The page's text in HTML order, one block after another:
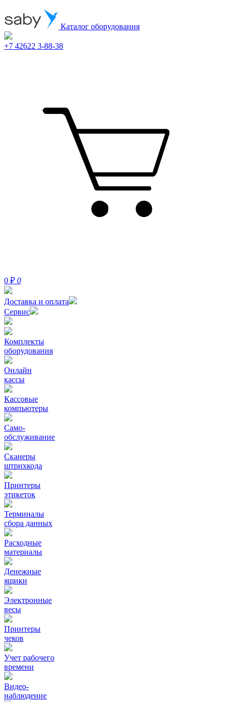
Каталог оборудования
+7 42622 3-88-38
0 ₽ 0
Доставка и оплата
Сервис
Комплекты
оборудования
Онлайн
кассы
Кассовые
компьютеры
Само-
обслуживание
Сканеры
штрихкода
Принтеры
этикеток
Терминалы
сбора данных
Расходные
материалы
Денежные
ящики
Электронные
весы
Принтеры
чеков
Учет рабочего
времени
Видео‑
наблюдение